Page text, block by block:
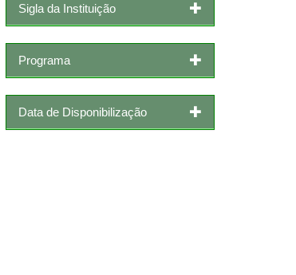
Sigla da Instituição
Programa
Data de Disponibilização